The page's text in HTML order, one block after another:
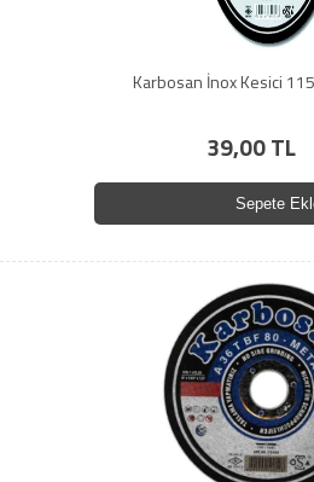
Karbosan İnox Kesici
39,00 TL
Sepete